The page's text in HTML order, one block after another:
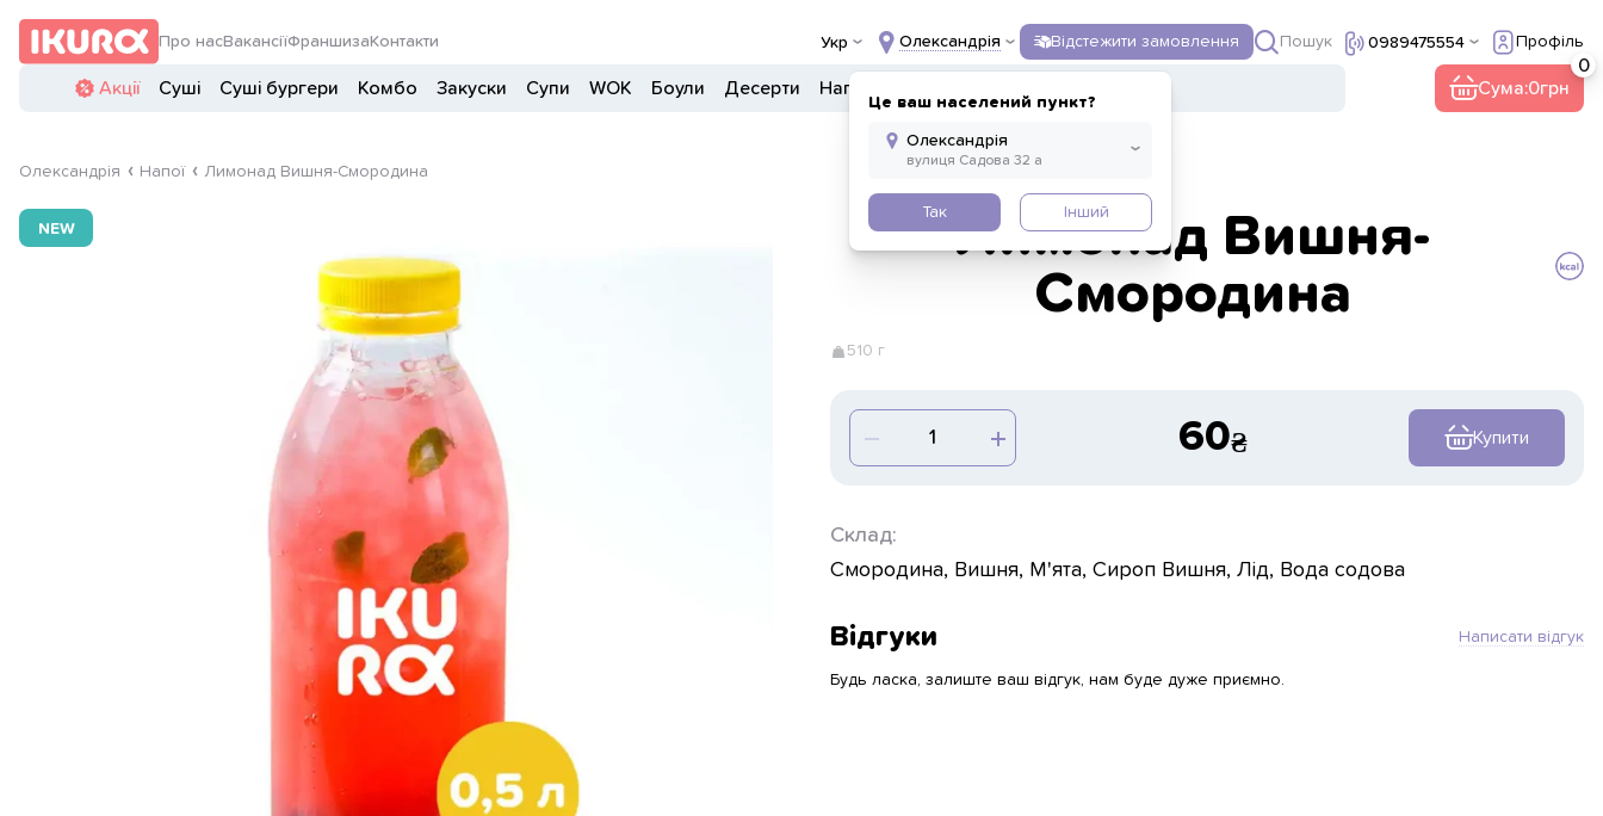
Про насВакансіїФраншиза Контакти Укр Олександрія
Це ваш населений пункт?
Так Інший
Відстежити замовлення Пошук 0989475554 Профіль
Акції Суші Суші бургери Комбо Закуски Супи WOK Боули Десерти Напої Сума:0
Олександрія Напої Лимонад Вишня-Смородина
NEW
Лимонад Вишня-
Смородина
510 г
60 Купити
Склад:
Смородина, Вишня, М'ята, Сироп Вишня, Лід, Вода содова
Відгуки Написати відгук
Будь ласка, залиште ваш відгук, нам буде дуже приємно.